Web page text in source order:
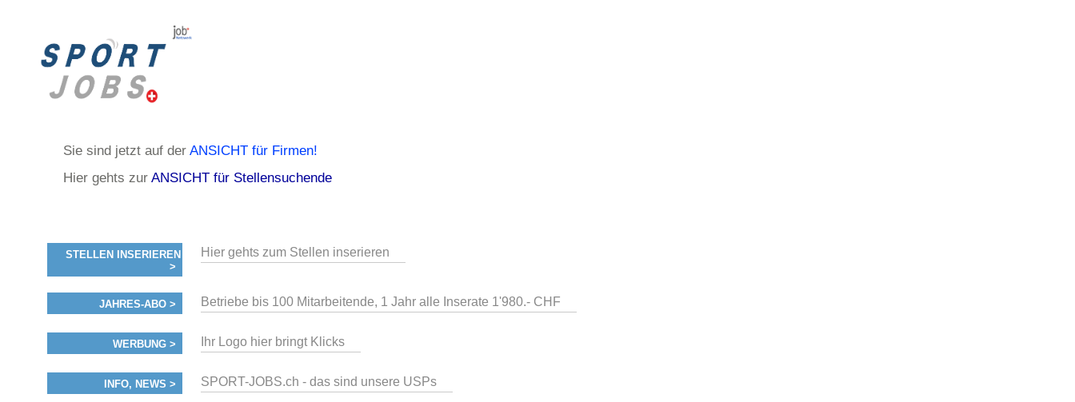
Sie sind jetzt auf der ANSICHT für Firmen!
Hier gehts zur ANSICHT für Stellensuchende
STELLEN INSERIEREN
>
Hier gehts zum Stellen inserieren
JAHRES-ABO > Betriebe bis 100 Mitarbeitende, 1 Jahr alle Inserate 1'980.- CHF
WERBUNG > Ihr Logo hier bringt Klicks
INFO, NEWS > SPORT-JOBS.ch - das sind unsere USPs